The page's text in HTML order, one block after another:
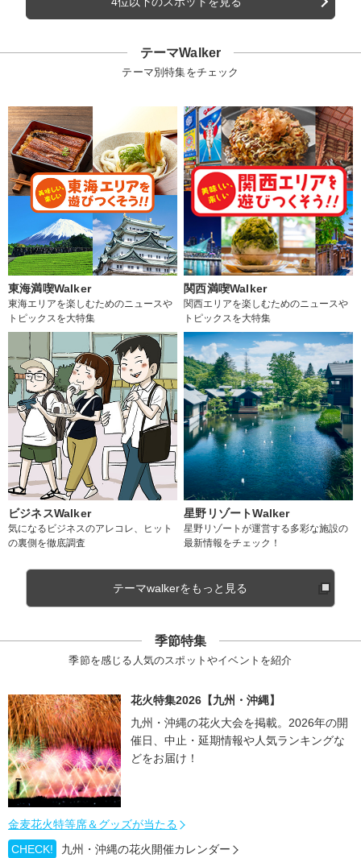
テーマWalker
テーマ別特集をチェック
東海満喫Walker
東海エリアを楽しむためのニュースや
トピックスを大特集
関西満喫Walker
関西エリアを楽しむためのニュースや
トピックスを大特集
ビジネスWalker
気になるビジネスのアレコレ、ヒット
の裏側を徹底調査
星野リゾートWalker
星野リゾートが運営する多彩な施設の
最新情報をチェック！
テーマwalkerをもっと見る
季節特集
季節を感じる人気のスポットやイベントを紹介
花火特集2026【九州・沖縄】
九州・沖縄の花火大会を掲載。2026年の開
催日、中止・延期情報や人気ランキングな
どをお届け！
金麦花火特等席＆グッズが当たる
CHECK!
九州・沖縄の花火開催カレンダー